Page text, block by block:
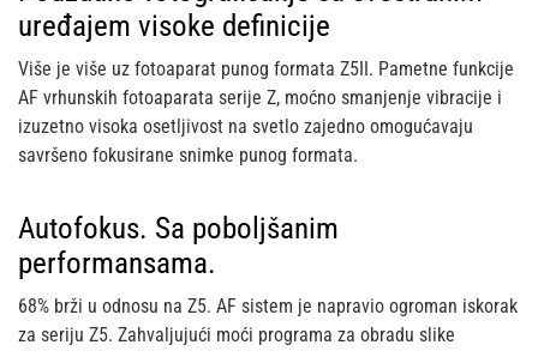
uređajem visoke definicije
Više je više uz fotoaparat punog formata Z5II. Pametne funkcije
AF vrhunskih fotoaparata serije Z, moćno smanjenje vibracije i
izuzetno visoka osetljivost na svetlo zajedno omogućavaju
savršeno fokusirane snimke punog formata.
Autofokus. Sa poboljšanim
performansama.
68% brži u odnosu na Z5. AF sistem je napravio ogroman iskorak
za seriju Z5. Zahvaljujući moći programa za obradu slike